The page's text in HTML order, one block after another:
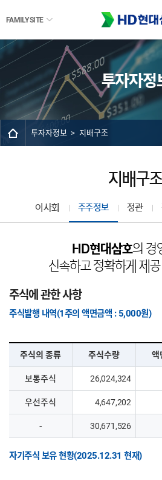
FAMILY SITE
투자자정
투자자정보 지배구조
지배구
이사회 주주정보 정관
HD현대삼호의 경
신속하고 정확하게 제
주식에 관한 사항
주식발행 내역(1주의 액면금액 : 5,000원)
주식의 종류 주식수량 액
보통주식 26,024,324
우선주식 4,647,202
- 30,671,526
자기주식 보유 현황(2025.12.31 현재)